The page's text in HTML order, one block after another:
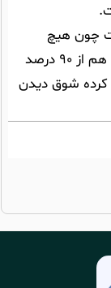
چون هیچ
فیلمسازی را سراغ نداریم که تمام آثاراش درجه یک باشند، چه برسد به شاهکار. ولی فیلم در همین حد خودش هم از 90 درصد
کرده شوق دیدن